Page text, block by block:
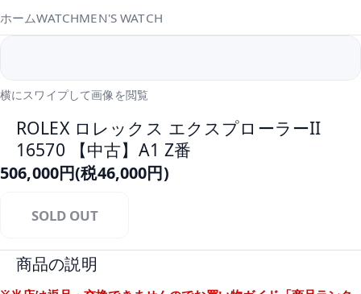
ホームWATCHMEN'S WATCH
横にスワイプして画像を閲覧
ROLEX ロレックス エクスプローラーII
16570 【中古】A1 Z番
506,000円(税46,000円)
SOLD OUT
商品の説明